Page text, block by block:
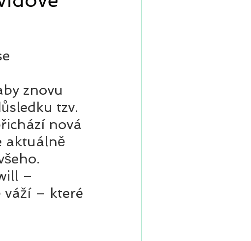
znovu
tzv.
nová
aktuálně
–
váží – které